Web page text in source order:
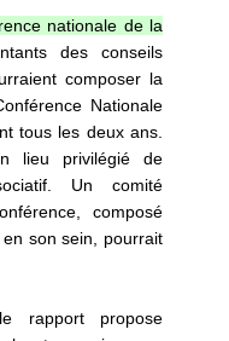
nationale de la
des conseils
composer la
Nationale
tous les deux ans.
lieu privilégié de
Un comité
composé
son sein, pourrait
rapport propose